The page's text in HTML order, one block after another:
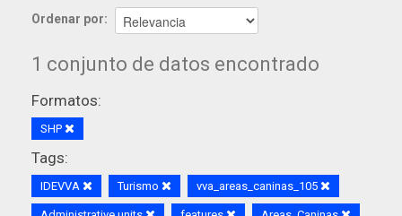
Ordenar por
1 conjunto de datos encontrado
Formatos:
SHP
Tags:
IDEVVA Turismo vva_areas_caninas_105